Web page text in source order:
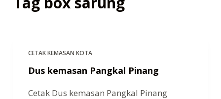
CETAK KEMASAN KOTA
Dus kemasan Pangkal Pinang
Cetak Dus kemasan Pangkal Pinang